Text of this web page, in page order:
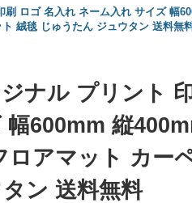
刷 ロゴ 名入れ ネーム入れ サイズ 幅
絨毯 じゅうたん ジュウタン 送料無
ナル プリント
幅600mm 縦
ロアマット カー
ン 送料無料